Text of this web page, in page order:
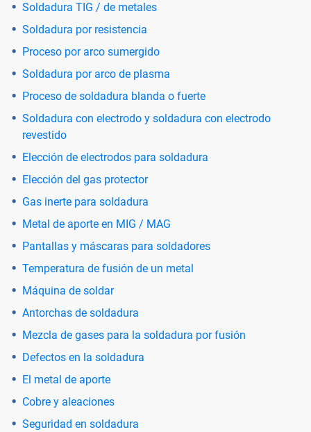
Soldadura TIG / de metales
Soldadura por resistencia
Proceso por arco sumergido
Soldadura por arco de plasma
Proceso de soldadura blanda o fuerte
Soldadura con electrodo y soldadura con electrodo
revestido
Elección de electrodos para soldadura
Elección del gas protector
Gas inerte para soldadura
Metal de aporte en MIG / MAG
Pantallas y máscaras para soldadores
Temperatura de fusión de un metal
Máquina de soldar
Antorchas de soldadura
Mezcla de gases para la soldadura por fusión
Defectos en la soldadura
El metal de aporte
Cobre y aleaciones
Seguridad en soldadura